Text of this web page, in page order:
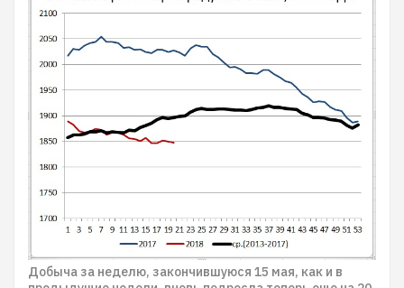
Добыча за неделю, закончившуюся 15 мая, как и в